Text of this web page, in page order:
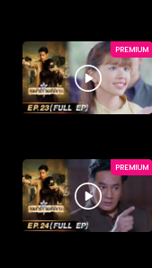
PREMIUM
PREMIUM